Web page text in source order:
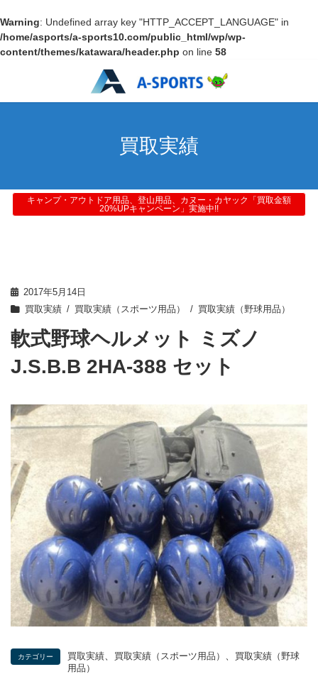
Warning: Undefined array key "HTTP_ACCEPT_LANGUAGE" in
/home/asports/a-sports10.com/public_html/wp/wp-
content/themes/katawara/header.php on line 58
買取実績
キャンプ・アウトドア用品、登山用品、カヌー・カヤック「買取金額
20%UPキャンペーン」実施中!!
2017年5月14日
買取実績
買取実績（スポーツ用品） 買取実績（野球用品）
軟式野球ヘルメット ミズノ
J.S.B.B 2HA-388 セット
カテゴリー 買取実績、 買取実績（スポーツ用品） 、
買取実績（野球
用品）